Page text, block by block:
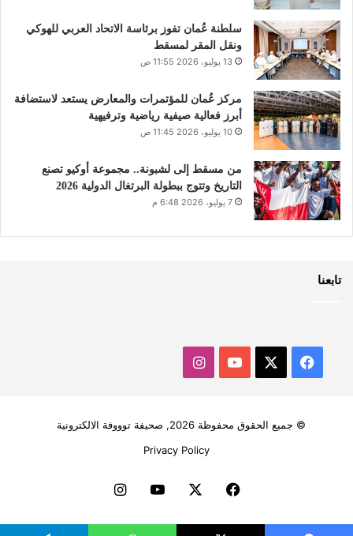
سلطنة عُمان تفوز برئاسة الاتحاد العربي للهوكي
ونقل المقر لمسقط
13 يوليو، 2026 11:55 ص
مركز عُمان للمؤتمرات والمعارض يستعد لاستضافة
أبرز فعالية صيفية رياضية وترفيهية
10 يوليو، 2026 11:45 ص
من مسقط إلى لشبونة.. مجموعة أوكيو تصنع
التاريخ وتتوج ببطولة البرتغال الدولية 2026
7 يوليو، 2026 6:48 م
تابعنا
فيسبوك ‫YouTubeانستقرام
© جميع الحقوق محفوظة 2026, صحيفة توووفة الالكترونية
Privacy Policy
فيسبوك ‫YouTubeانستقرام